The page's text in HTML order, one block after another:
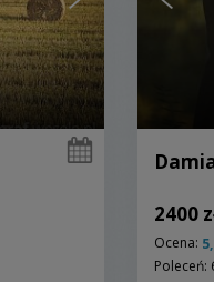
2400
Ocena:
Poleceń: